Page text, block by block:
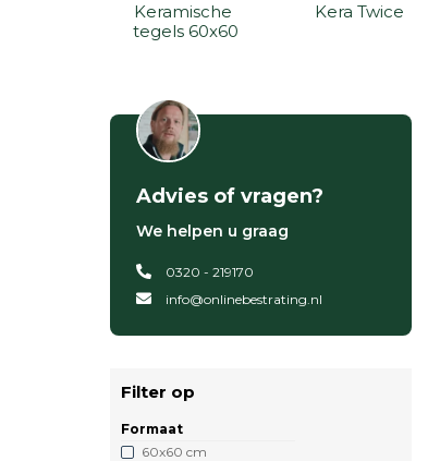
Keramische
tegels 60x60
Kera Twice
Advies of vragen?
We helpen u graag
0320 - 219170
info@onlinebestrating.nl
Filter op
Formaat
60x60 cm